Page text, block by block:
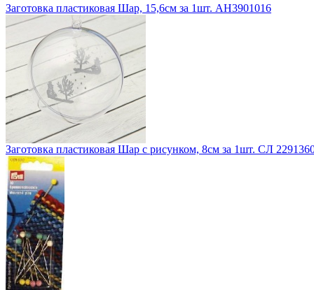
Заготовка пластиковая Шар, 15,6см за 1шт. АН3901016
Заготовка пластиковая Шар с рисунком, 8см за 1шт. СЛ